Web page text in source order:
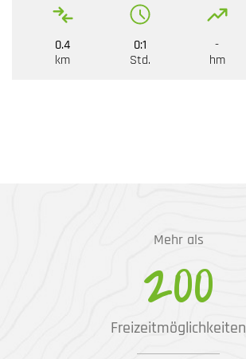
0.4
km
0:1
Std.
-
hm
Mehr als
200
Freizeitmöglichkeiten